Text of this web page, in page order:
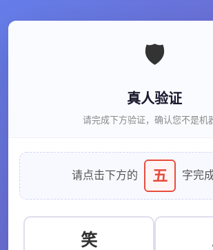
🛡️
真人验证
请完成下方验证，确认您不是机
请点击下方的 五 字完
笑